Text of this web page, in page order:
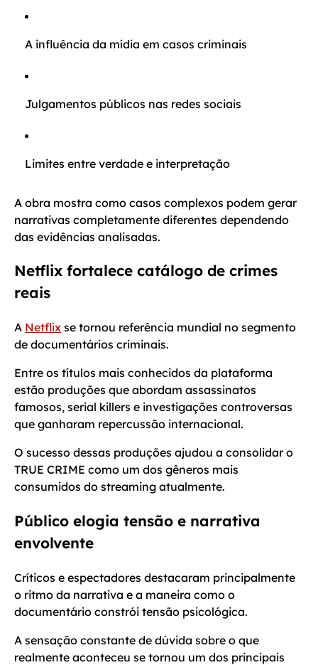
A influência da mídia em casos criminais
Julgamentos públicos nas redes sociais
Limites entre verdade e interpretação
A obra mostra como casos complexos podem gerar
narrativas completamente diferentes dependendo
das evidências analisadas.
Netflix fortalece catálogo de crimes
reais
A Netflix se tornou referência mundial no segmento
de documentários criminais.
Entre os títulos mais conhecidos da plataforma
estão produções que abordam assassinatos
famosos, serial killers e investigações controversas
que ganharam repercussão internacional.
O sucesso dessas produções ajudou a consolidar o
TRUE CRIME como um dos gêneros mais
consumidos do streaming atualmente.
Público elogia tensão e narrativa
envolvente
Críticos e espectadores destacaram principalmente
o ritmo da narrativa e a maneira como o
documentário constrói tensão psicológica.
A sensação constante de dúvida sobre o que
realmente aconteceu se tornou um dos principais